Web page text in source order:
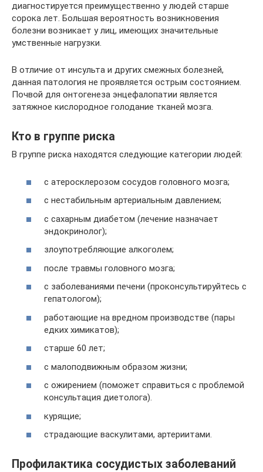
диагностируется преимущественно у людей старше
сорока лет. Большая вероятность возникновения
болезни возникает у лиц, имеющих значительные
умственные нагрузки.
В отличие от инсульта и других смежных болезней,
данная патология не проявляется острым состоянием.
Почвой для онтогенеза энцефалопатии является
затяжное кислородное голодание тканей мозга.
Кто в группе риска
В группе риска находятся следующие категории людей:
с атеросклерозом сосудов головного мозга;
с нестабильным артериальным давлением;
с сахарным диабетом (лечение назначает
эндокринолог);
злоупотребляющие алкоголем;
после травмы головного мозга;
с заболеваниями печени (проконсультируйтесь с
гепатологом);
работающие на вредном производстве (пары
едких химикатов);
старше 60 лет;
с малоподвижным образом жизни;
с ожирением (поможет справиться с проблемой
консультация диетолога).
курящие;
страдающие васкулитами, артериитами.
Профилактика сосудистых заболеваний